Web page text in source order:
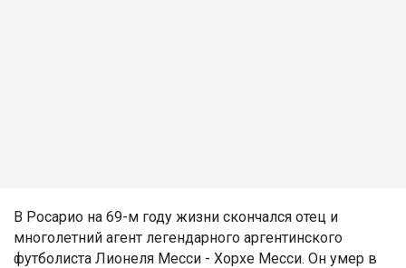
В Росарио на 69-м году жизни скончался отец и
многолетний агент легендарного аргентинского
футболиста Лионеля Месси - Хорхе Месси. Он умер в